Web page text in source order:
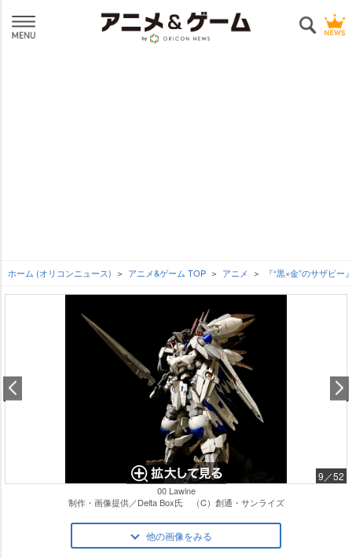
ホーム (オリコンニュース) アニメ&ゲーム TOP アニメ 『“黒×金”のサザビ
9／52
00 Lawine
制作・画像提供／Delta Box氏 （C）創通・サンライズ
他の画像をみる